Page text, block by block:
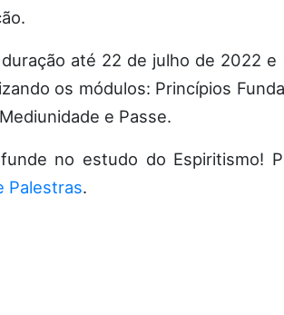
até 22 de julho de 2022
os módulos: Princípios
e Passe.
no estudo do Espiritismo!
Palestras.